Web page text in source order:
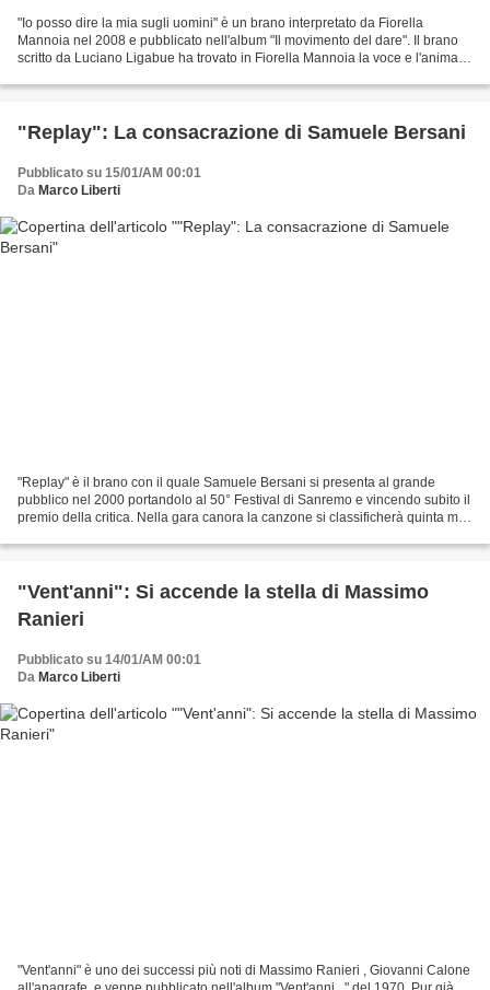
"Io posso dire la mia sugli uomini" è un brano interpretato da Fiorella
Mannoia nel 2008 e pubblicato nell'album "Il movimento del dare". Il brano
scritto da Luciano Ligabue ha trovato in Fiorella Mannoia la voce e l'anima
"Replay": La consacrazione di Samuele Bersani
Pubblicato su 15/01/AM 00:01
Da Marco Liberti
"Replay" è il brano con il quale Samuele Bersani si presenta al grande
pubblico nel 2000 portandolo al 50° Festival di Sanremo e vincendo subito il
premio della critica. Nella gara canora la canzone si classificherà quinta ma
"Vent'anni": Si accende la stella di Massimo
Ranieri
Pubblicato su 14/01/AM 00:01
Da Marco Liberti
"Vent'anni" è uno dei successi più noti di Massimo Ranieri , Giovanni Calone